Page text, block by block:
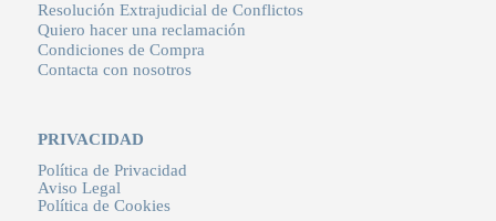
Resolución Extrajudicial de Conflictos
Quiero hacer una reclamación
Condiciones de Compra
Contacta con nosotros
PRIVACIDAD
Política de Privacidad
Aviso Legal
Política de Cookies